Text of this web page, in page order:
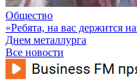
Общество
«Ребята, на вас держится
Днем металлурга
Все новости